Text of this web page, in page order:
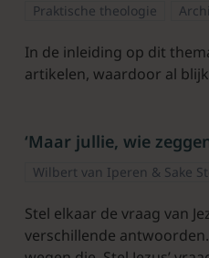
Praktische theologie
In de inleiding op dit
artikelen, waardoor al
‘Maar jullie, wie
Wilbert van Iperen & Sake
Stel elkaar de vraag van
verschillende